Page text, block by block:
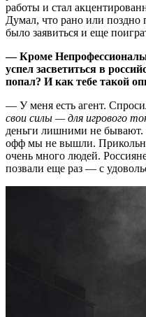
работы и стал
Думал, что рано или
было заявиться и еще
— Кроме
успел засветиться в
попал? И как тебе такой
— У меня есть агент.
свои силы — для игрового
деньги лишними не бывают.
офф мы не вышли.
очень много людей.
позвали еще раз — с